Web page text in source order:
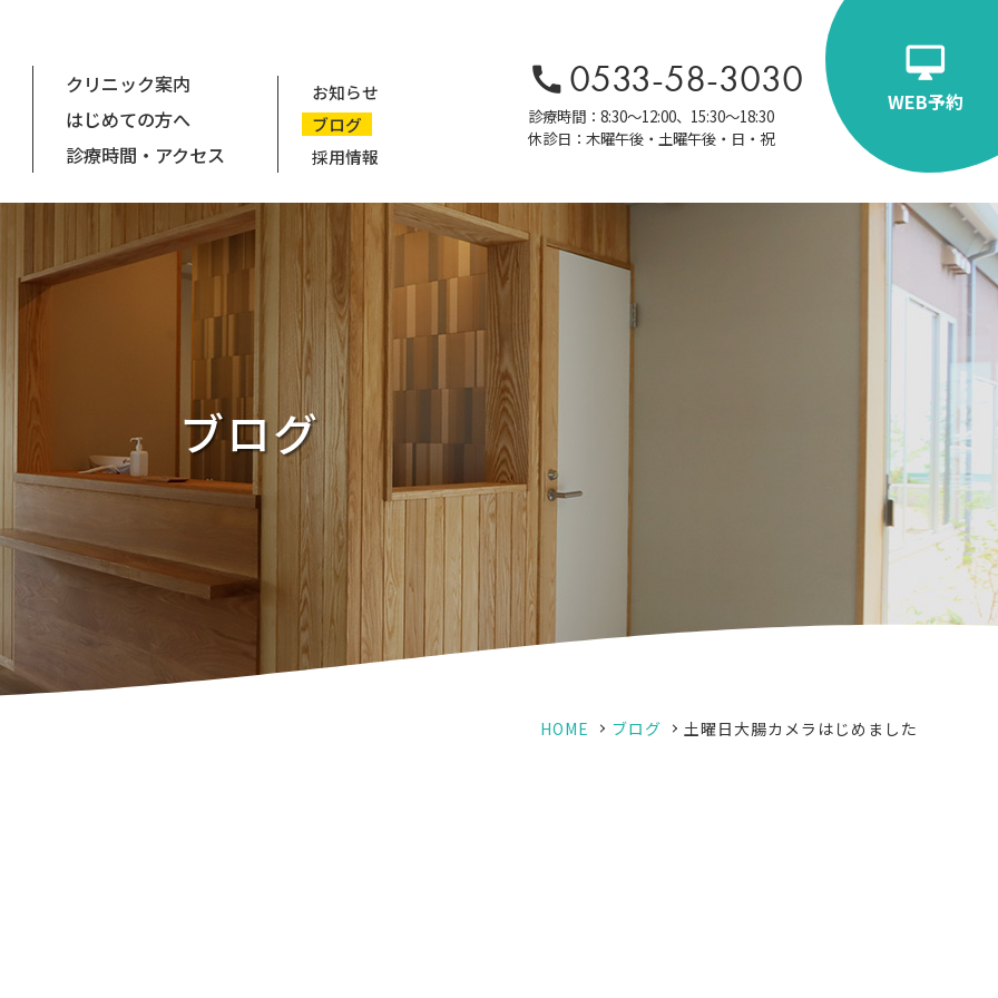
クリニック案内
はじめての方へ
診療時間・アクセス
お知らせ
ブログ
採用情報
0533-58-3030
診療時間：8:30～12:00、15:30～18:30
休診日：木曜午後・土曜午後・日・祝
WEB予約
ブログ
HOME ブログ 土曜日大腸カメラはじめました